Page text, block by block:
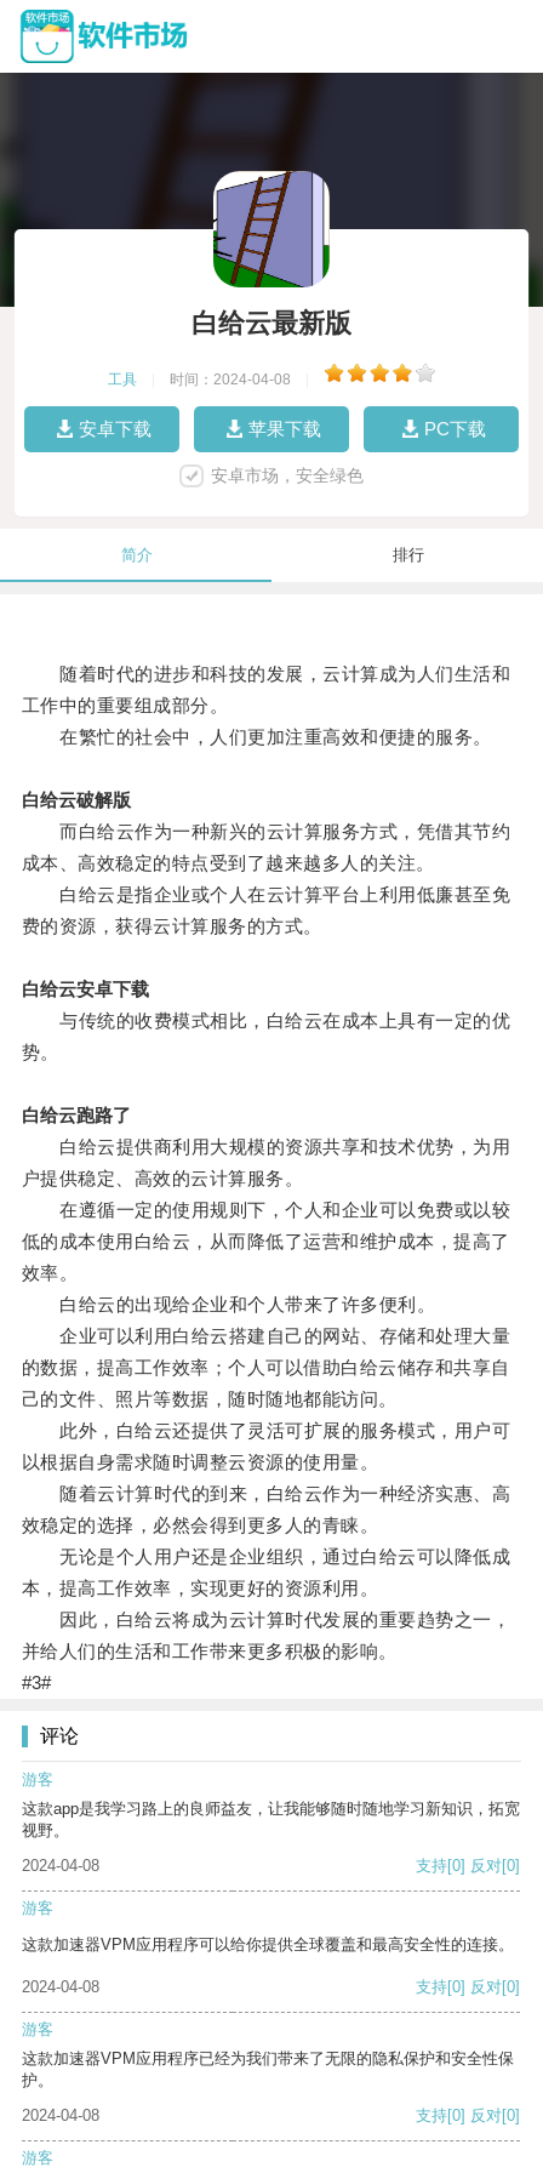
白给云最新版
工具 时间：2024-04-08
安卓下载 苹果下载 PC下载
安卓市场，安全绿色
简介 排行
随着时代的进步和科技的发展，云计算成为人们生活和
工作中的重要组成部分。
在繁忙的社会中，人们更加注重高效和便捷的服务。
白给云破解版
而白给云作为一种新兴的云计算服务方式，凭借其节约
成本、高效稳定的特点受到了越来越多人的关注。
白给云是指企业或个人在云计算平台上利用低廉甚至免
费的资源，获得云计算服务的方式。
白给云安卓下载
与传统的收费模式相比，白给云在成本上具有一定的优
势。
白给云跑路了
白给云提供商利用大规模的资源共享和技术优势，为用
户提供稳定、高效的云计算服务。
在遵循一定的使用规则下，个人和企业可以免费或以较
低的成本使用白给云，从而降低了运营和维护成本，提高了
效率。
白给云的出现给企业和个人带来了许多便利。
企业可以利用白给云搭建自己的网站、存储和处理大量
的数据，提高工作效率；个人可以借助白给云储存和共享自
己的文件、照片等数据，随时随地都能访问。
此外，白给云还提供了灵活可扩展的服务模式，用户可
以根据自身需求随时调整云资源的使用量。
随着云计算时代的到来，白给云作为一种经济实惠、高
效稳定的选择，必然会得到更多人的青睐。
无论是个人用户还是企业组织，通过白给云可以降低成
本，提高工作效率，实现更好的资源利用。
因此，白给云将成为云计算时代发展的重要趋势之一，
并给人们的生活和工作带来更多积极的影响。
#3#
评论
游客
这款app是我学习路上的良师益友，让我能够随时随地学习新知识，拓宽
视野。
2024-04-08
支持[0] 反对[0]
游客
这款加速器VPM应用程序可以给你提供全球覆盖和最高安全性的连接。
2024-04-08 支持[0] 反对[0]
游客
这款加速器VPM应用程序已经为我们带来了无限的隐私保护和安全性保
护。
2024-04-08
支持[0] 反对[0]
游客